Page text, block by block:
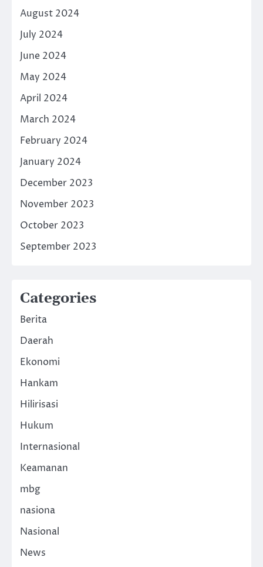
August 2024
July 2024
June 2024
May 2024
April 2024
March 2024
February 2024
January 2024
December 2023
November 2023
October 2023
September 2023
Categories
Berita
Daerah
Ekonomi
Hankam
Hilirisasi
Hukum
Internasional
Keamanan
mbg
nasiona
Nasional
News